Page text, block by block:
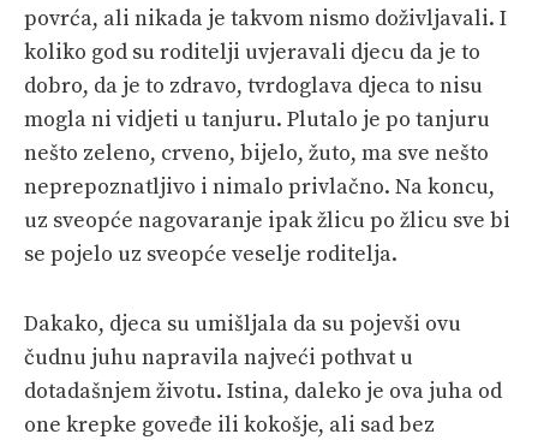
povrća, ali nikada je takvom nismo doživljavali. I
koliko god su roditelji uvjeravali djecu da je to
dobro, da je to zdravo, tvrdoglava djeca to nisu
mogla ni vidjeti u tanjuru. Plutalo je po tanjuru
nešto zeleno, crveno, bijelo, žuto, ma sve nešto
neprepoznatljivo i nimalo privlačno. Na koncu,
uz sveopće nagovaranje ipak žlicu po žlicu sve bi
se pojelo uz sveopće veselje roditelja.
Dakako, djeca su umišljala da su pojevši ovu
čudnu juhu napravila najveći pothvat u
dotadašnjem životu. Istina, daleko je ova juha od
one krepke goveđe ili kokošje, ali sad bez